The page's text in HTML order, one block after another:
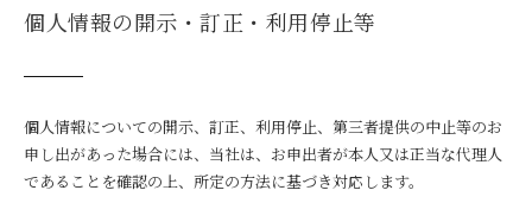
個人情報の開示・訂正・利用停止等
個人情報についての開示、訂正、利用停止、第三者提供の中止等のお
申し出があった場合には、当社は、お申出者が本人又は正当な代理人
であることを確認の上、所定の方法に基づき対応します。